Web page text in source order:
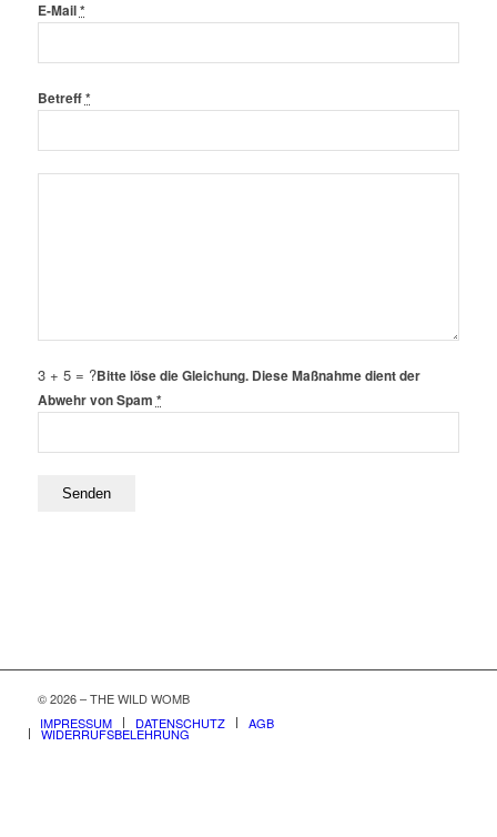
E-Mail*
Betreff*
3 + 5 = ?Bitte löse die Gleichung. Diese Maßnahme dient der
Abwehr von Spam *
© 2026 – THE WILD WOMB
IMPRESSUM
DATENSCHUTZ AGB
WIDERRUFSBELEHRUNG